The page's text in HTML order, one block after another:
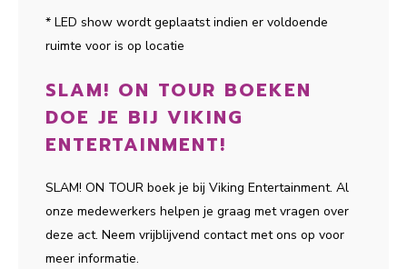
* LED show wordt geplaatst indien er voldoende
ruimte voor is op locatie
SLAM! ON TOUR BOEKEN
DOE JE BIJ VIKING
ENTERTAINMENT!
SLAM! ON TOUR boek je bij Viking Entertainment. Al
onze medewerkers helpen je graag met vragen over
deze act. Neem vrijblijvend contact met ons op voor
meer informatie.